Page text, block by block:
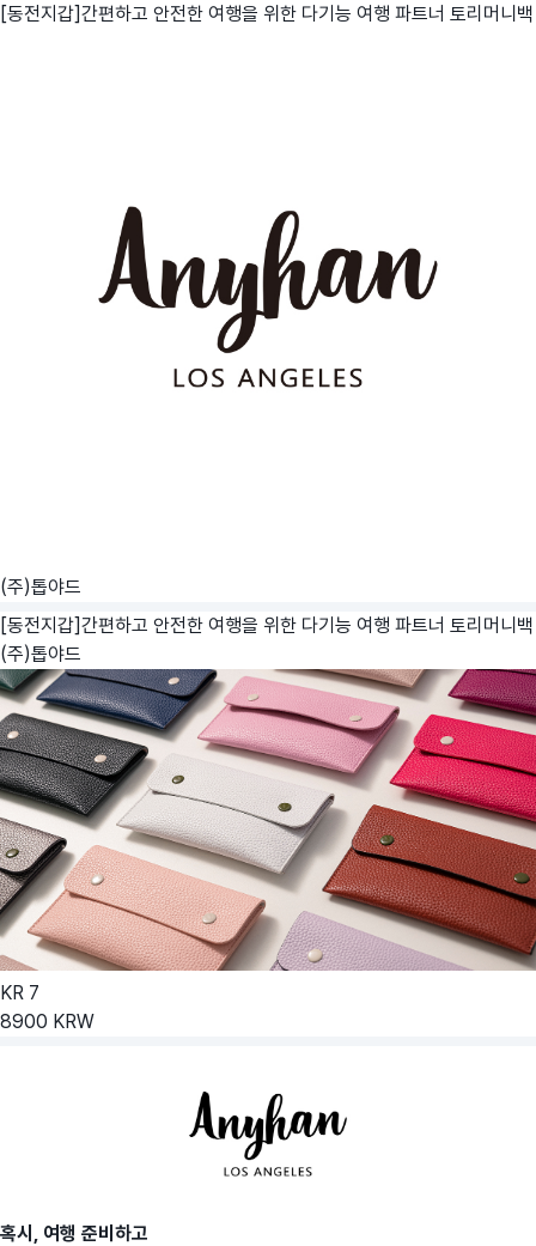
[동전지갑]간편하고 안전한 여행을 위한 다기능 여행 파트너 토리머니백
(주)톱야드
[동전지갑]간편하고 안전한 여행을 위한 다기능 여행 파트너 토리머니백
(주)톱야드
KR 7
8900 KRW
혹시, 여행 준비하고